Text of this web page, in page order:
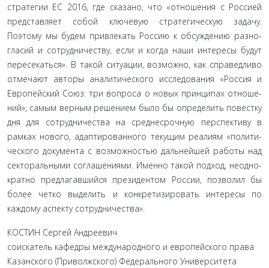
стратегии ЕС 2016, где сказано, что «отношения с Рос­сией
представляет собой ключевую стратегическую задачу.
Поэтому мы будем привлекать Россию к обсуждению разно­
гласий и сотрудничеству, если и когда наши интересы будут
пересекаться». В такой ситуации, возможно, как справедли­во
отмечают авторы аналитического исследования «Россия и
Европейский Союз: три вопроса о новых принципах отноше­
ний», самым верным решением было бы определить повест­ку
дня для сотрудничества на среднесрочную перспективу в
рамках нового, адаптированного текущим реалиям «полити­
ческого документа с возможностью дальнейшей работы над
секторальными соглашениями. Именно такой подход, неодно­
кратно предлагавшийся президентом России, позволил бы
бо­лее четко выделить и конкретизировать интересы по
каждому аспекту сотрудничества».
КОСТИН Сергей Андреевич
соискатель кафедры международного и европейского права
Казанского (Приволжского) Федерального Университета